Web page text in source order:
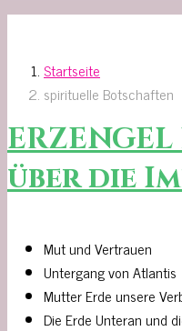
Startseite
spirituelle Botschaften
über die
Mut und Vertrauen
Untergang von Atlantis
Mutter Erde unsere
Die Erde Unteran und